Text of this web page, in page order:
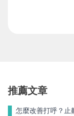
推薦文章
怎麼改善打呼？止